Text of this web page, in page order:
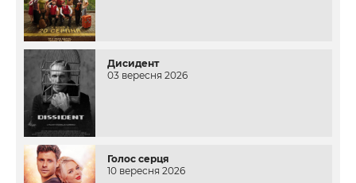
Дисидент
03 вересня 2026
Голос серця
10 вересня 2026